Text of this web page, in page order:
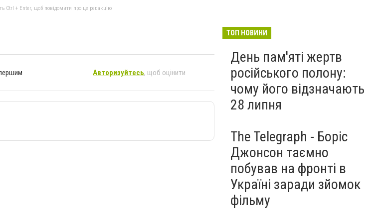
Ctrl + Enter, щоб повідомити про це редакцію
Авторизуйтесь, щоб оцінити
ЗСУ на Wildberries . 200 млрд
рф
3 серпня
ТОП НОВИНИ
День пам'яті жертв
російського полону:
чому його відзначають
28 липня
The Telegraph - Боріс
Джонсон таємно
побував на фронті в
Україні заради зйомок
фільму